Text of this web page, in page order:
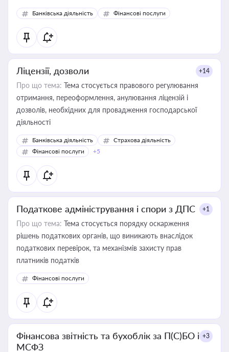
Банківська діяльність Фінансові послуги
Ліцензії, дозволи +14
Про що тема: Тема стосується правового регулювання
отримання, переоформлення, анулювання ліцензій і
дозволів, необхідних для провадження господарської
діяльності
Банківська діяльність
Страхова діяльність
Фінансові послуги
+5
Податкове адміністрування і спори з ДПС +1
Про що тема: Тема стосується порядку оскарження
рішень податкових органів, що виникають внаслідок
податкових перевірок, та механізмів захисту прав
платників податків
Фінансові послуги
Фінансова звітність та бухоблік за П(С)БО і
МСФЗ
+3